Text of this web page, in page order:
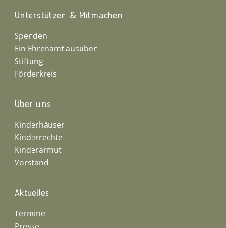
Unterstützen & Mitmachen
Spenden
Ein Ehrenamt ausüben
Stiftung
Förderkreis
Über uns
Kinderhäuser
Kinderrechte
Kinderarmut
Vorstand
Aktuelles
Termine